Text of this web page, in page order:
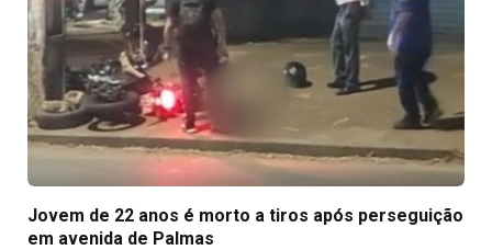
Jovem de 22 anos é morto a tiros após perseguição
em avenida de Palmas